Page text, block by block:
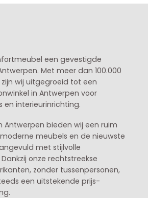
een gevestigde
. Met meer dan 100.000
wij uitgegroeid tot een
in Antwerpen voor
en interieurinrichting.
Antwerpen bieden wij een ruim
meubels en de nieuwste
met stijlvolle
onze rechtstreekse
zonder tussenpersonen,
een uitstekende prijs-